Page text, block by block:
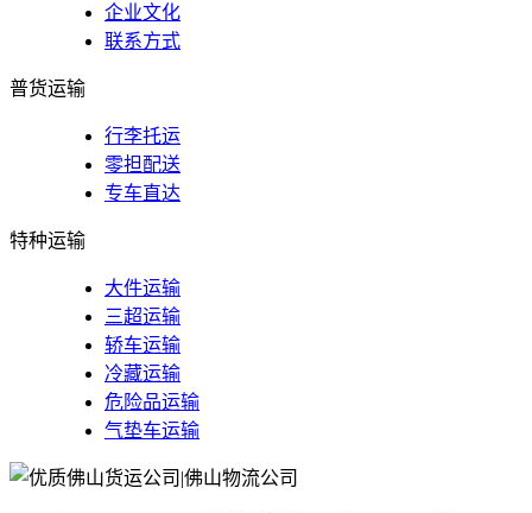
企业文化
联系方式
普货运输
行李托运
零担配送
专车直达
特种运输
大件运输
三超运输
轿车运输
冷藏运输
危险品运输
气垫车运输